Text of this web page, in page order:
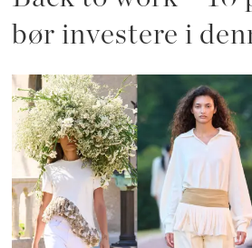
bør investere i